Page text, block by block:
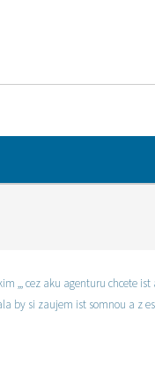
ist pracovat ako konzumentka do talianska ,,,,len tiez nemam s
by si zaujem ist somnou a z